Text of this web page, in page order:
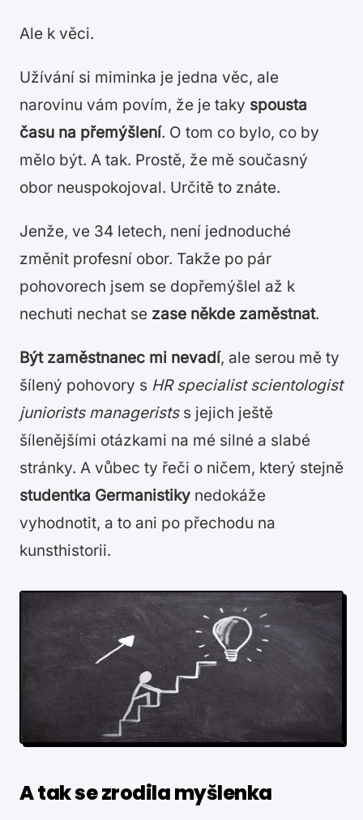
Ale k věci.
Užívání si miminka je jedna věc, ale
narovinu vám povím, že je taky spousta
času na přemýšlení. O tom co bylo, co by
mělo být. A tak. Prostě, že mě současný
obor neuspokojoval. Určitě to znáte.
Jenže, ve 34 letech, není jednoduché
změnit profesní obor. Takže po pár
pohovorech jsem se dopřemýšlel až k
nechuti nechat se zase někde zaměstnat.
Být zaměstnanec mi nevadí, ale serou mě ty
šílený pohovory s HR specialist scientologist
juniorists manageristss jejich ještě
šílenějšími otázkami na mé silné a slabé
stránky. A vůbec ty řeči o ničem, který stejně
studentka Germanistiky nedokáže
vyhodnotit, a to ani po přechodu na
kunsthistorii.
A tak se zrodila myšlenka